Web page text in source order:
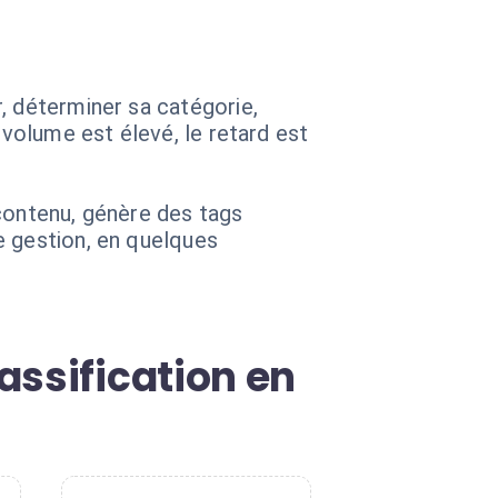
déterminer sa catégorie,
est élevé, le retard est
génère des tags
en quelques
en